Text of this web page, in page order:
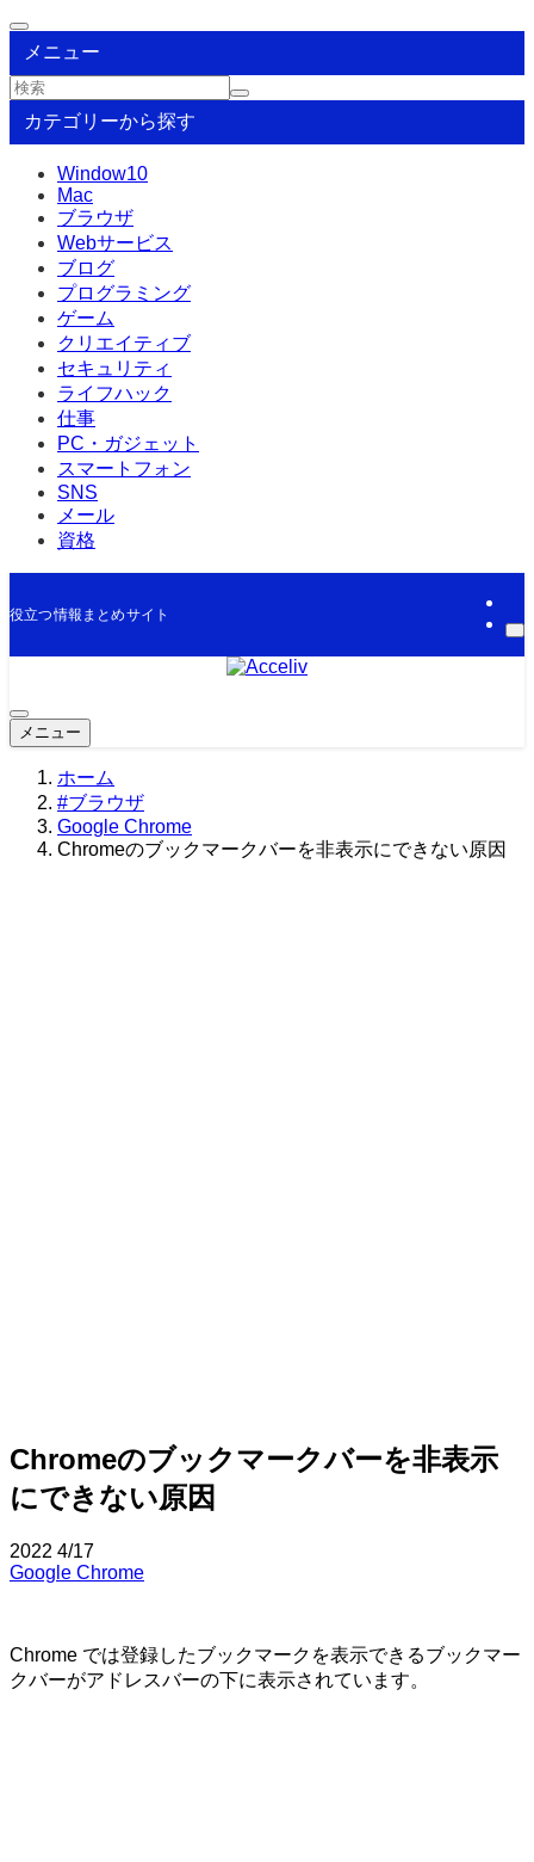
メニュー
カテゴリーから探す
Window10
Mac
ブラウザ
Webサービス
ブログ
プログラミング
ゲーム
クリエイティブ
セキュリティ
ライフハック
仕事
PC・ガジェット
スマートフォン
SNS
メール
資格
役立つ情報まとめサイト
メニュー
ホーム
#ブラウザ
Google Chrome
Chromeのブックマークバーを非表示にできない原因
Chromeのブックマークバーを非表示
にできない原因
2022 4/17
Google Chrome
Chrome では登録したブックマークを表示できるブックマー
クバーがアドレスバーの下に表示されています。